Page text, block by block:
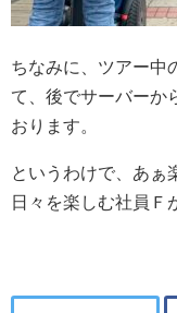
ちなみに、ツアー中
て、後でサーバーか
おります。
というわけで、あぁ
日々を楽しむ社員Ｆ